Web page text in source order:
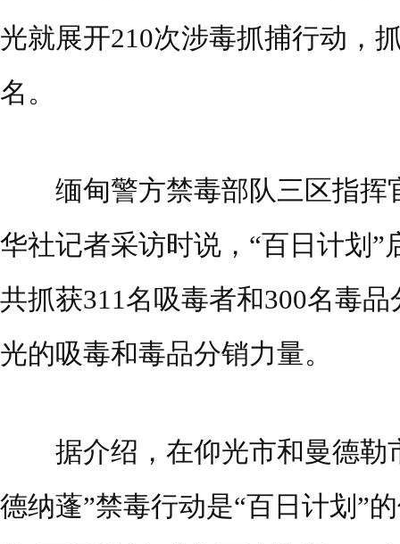
光就展开210次涉毒抓捕行动，
名。
缅甸警方禁毒部队三区指挥
华社记者采访时说，“百日计划”
共抓获311名吸毒者和300名毒
光的吸毒和毒品分销力量。
据介绍，在仰光市和曼德勒
德纳蓬”禁毒行动是“百日计划”